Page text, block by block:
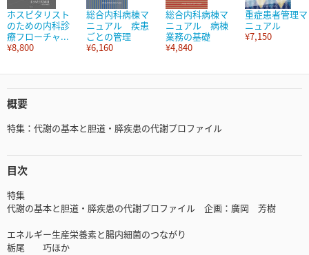
ホスピタリスト
のための内科診
療フローチャ...
¥8,800
総合内科病棟マ
ニュアル 疾患
ごとの管理
¥6,160
総合内科病棟マ
ニュアル 病棟
業務の基礎
¥4,840
重症患者管理マ
ニュアル
¥7,150
概要
特集：代謝の基本と胆道・膵疾患の代謝プロファイル
目次
特集
代謝の基本と胆道・膵疾患の代謝プロファイル 企画：廣岡 芳樹
エネルギー生産栄養素と腸内細菌のつながり
栃尾 巧ほか